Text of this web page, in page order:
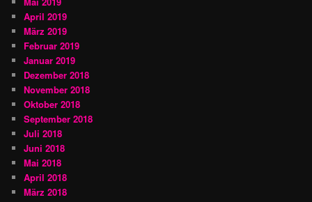
April 2019
März 2019
Februar 2019
Januar 2019
Dezember 2018
November 2018
Oktober 2018
September 2018
Juli 2018
Juni 2018
Mai 2018
April 2018
März 2018